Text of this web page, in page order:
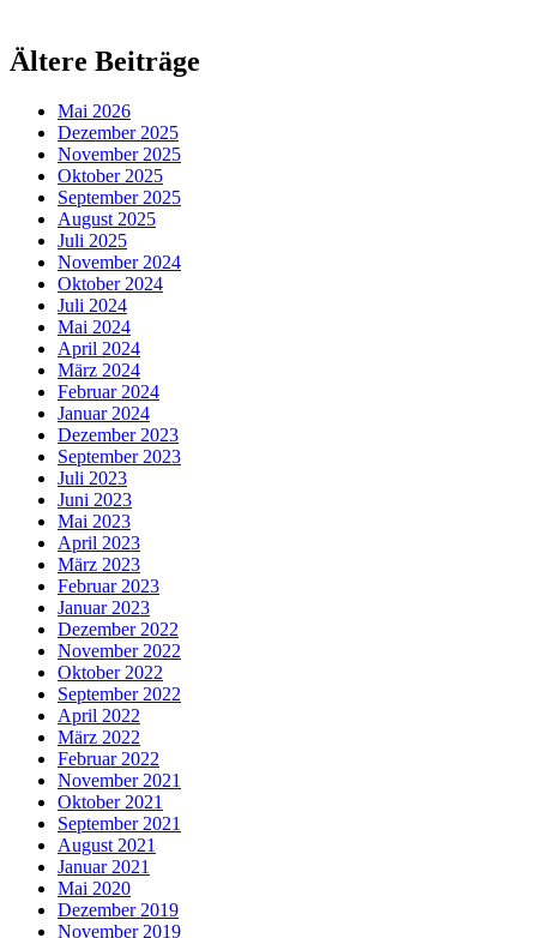
Ältere Beiträge
Mai 2026
Dezember 2025
November 2025
Oktober 2025
September 2025
August 2025
Juli 2025
November 2024
Oktober 2024
Juli 2024
Mai 2024
April 2024
März 2024
Februar 2024
Januar 2024
Dezember 2023
September 2023
Juli 2023
Juni 2023
Mai 2023
April 2023
März 2023
Februar 2023
Januar 2023
Dezember 2022
November 2022
Oktober 2022
September 2022
April 2022
März 2022
Februar 2022
November 2021
Oktober 2021
September 2021
August 2021
Januar 2021
Mai 2020
Dezember 2019
November 2019